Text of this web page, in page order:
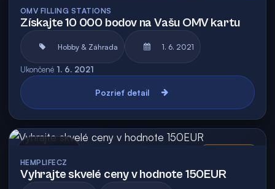
OMV FILLING STATIONS
Získajte 10 000 bodov na Vašu OMV kartu
Hobby & Záhrada 1. 6. 2021
Ukončené 1. 6. 2021
Pozrieť detail
HEMPLIFECZ
Vyhrajte skvelé ceny v hodnote 150EUR